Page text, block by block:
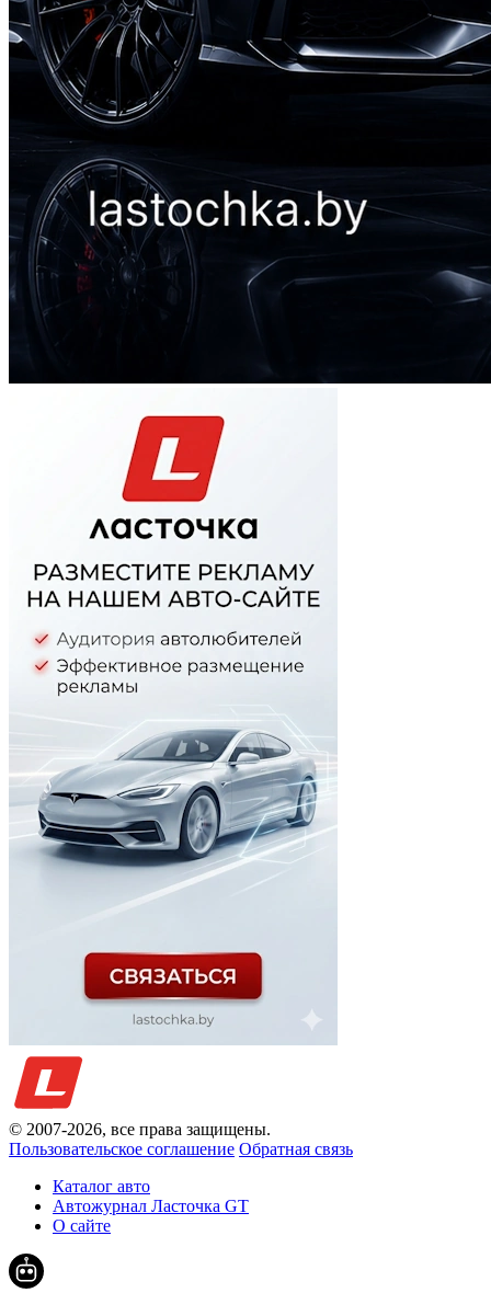
© 2007-2026, все права защищены.
Пользовательское соглашение Обратная связь
Каталог авто
Автожурнал Ласточка GT
О сайте